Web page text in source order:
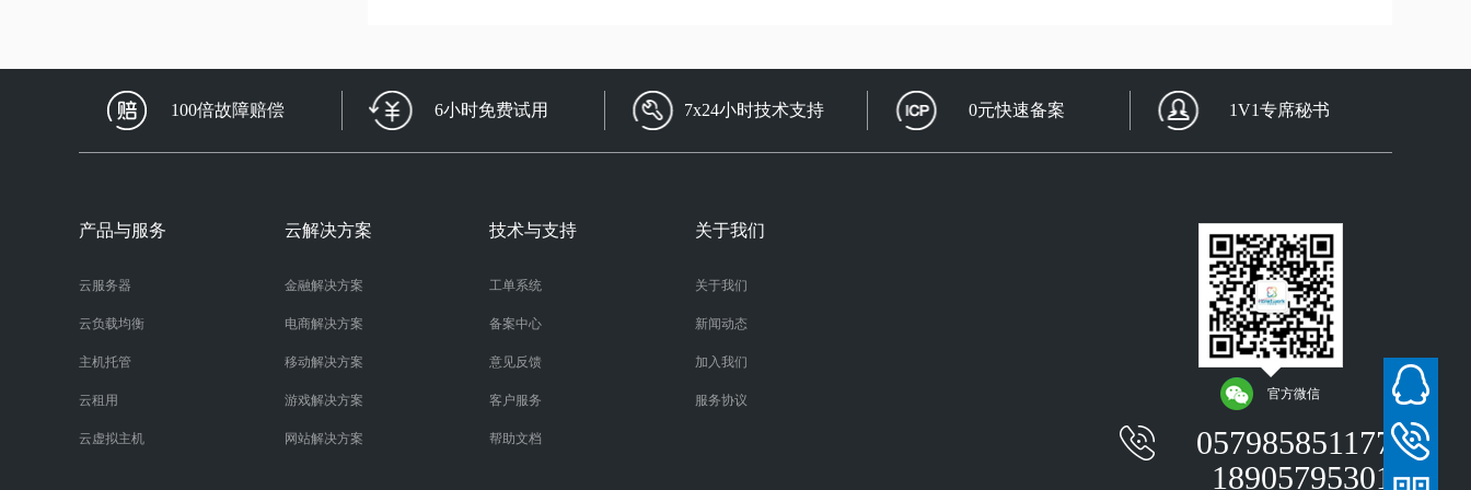
100倍故障赔偿 6小时免费试用 7x24小时技术支持 0元快速备案 1V1专席秘书
产品与服务
云服务器
云负载均衡
主机托管
云租用
云虚拟主机
云解决方案
金融解决方案
电商解决方案
移动解决方案
游戏解决方案
网站解决方案
技术与支持
工单系统
备案中心
意见反馈
客户服务
帮助文档
关于我们
关于我们
新闻动态
加入我们
服务协议 官方微信
057985851177
18905795301